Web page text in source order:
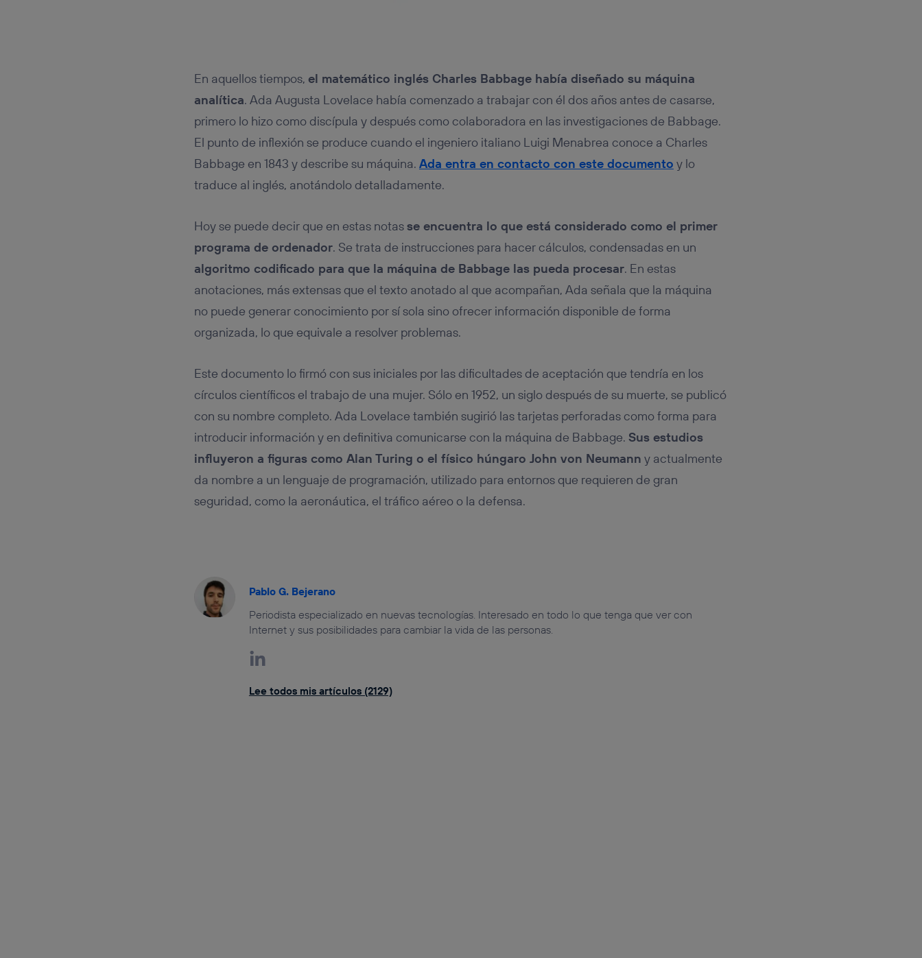
En aquellos tiempos, el matemático inglés Charles Babbage había diseñado su máquina
analítica. Ada Augusta Lovelace había comenzado a trabajar con él dos años antes de casarse,
primero lo hizo como discípula y después como colaboradora en las investigaciones de Babbage.
El punto de inflexión se produce cuando el ingeniero italiano Luigi Menabrea conoce a Charles
Babbage en 1843 y describe su máquina. Ada entra en contacto con este documento y lo
traduce al inglés, anotándolo detalladamente.
Hoy se puede decir que en estas notasse encuentra lo que está considerado como el primer
programa de ordenador. Se trata de instrucciones para hacer cálculos, condensadas en un
algoritmo codificado para que la máquina de Babbage las pueda procesar. En estas
anotaciones, más extensas que el texto anotado al que acompañan, Ada señala que la máquina
no puede generar conocimiento por sí sola sino ofrecer información disponible de forma
organizada, lo que equivale a resolver problemas.
Este documento lo firmó con sus iniciales por las dificultades de aceptación que tendría en los
círculos científicos el trabajo de una mujer. Sólo en 1952, un siglo después de su muerte, se publicó
con su nombre completo. Ada Lovelace también sugirió las tarjetas perforadas como forma para
introducir información y en definitiva comunicarse con la máquina de Babbage. Sus estudios
influyeron a figuras como Alan Turing o el físico húngaro John von Neumann y actualmente
da nombre a un lenguaje de programación, utilizado para entornos que requieren de gran
seguridad, como la aeronáutica, el tráfico aéreo o la defensa.
Pablo G. Bejerano
Periodista especializado en nuevas tecnologías. Interesado en todo lo que tenga que ver con
Internet y sus posibilidades para cambiar la vida de las personas.
Lee todos mis artículos (2129)